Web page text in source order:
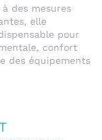
des mesures
elle
pour
confort
des équipements